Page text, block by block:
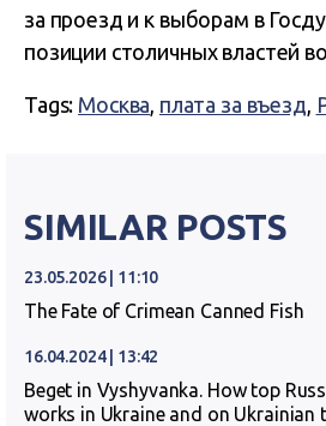
за проезд и к выборам в
позиции столичных властей
Tags: Москва, плата за въезд,
SIMILAR POSTS
23.05.2026 | 11:10
The Fate of Crimean Canned Fish
16.04.2024 | 13:42
Beget in Vyshyvanka. How top
works in Ukraine and on Ukrainian